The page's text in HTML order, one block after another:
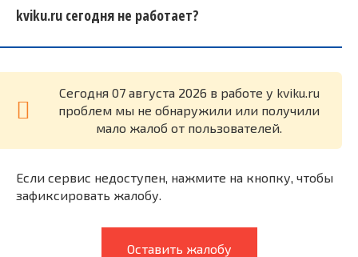
kviku.ru сегодня не работает?
Cегодня 07 августа 2026 в работе у kviku.ru
проблем мы не обнаружили или получили
мало жалоб от пользователей.
Если сервис недоступен, нажмите на кнопку, чтобы
зафиксировать жалобу.
Оставить жалобу